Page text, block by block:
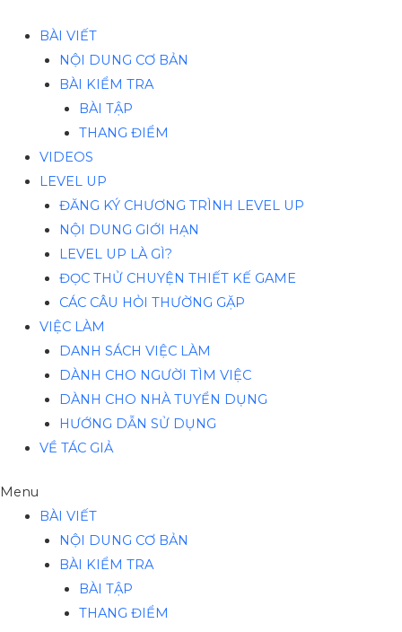
BÀI VIẾT
NỘI DUNG CƠ BẢN
BÀI KIỂM TRA
BÀI TẬP
THANG ĐIỂM
VIDEOS
LEVEL UP
ĐĂNG KÝ CHƯƠNG TRÌNH LEVEL UP
NỘI DUNG GIỚI HẠN
LEVEL UP LÀ GÌ?
ĐỌC THỬ CHUYỆN THIẾT KẾ GAME
CÁC CÂU HỎI THƯỜNG GẶP
VIỆC LÀM
DANH SÁCH VIỆC LÀM
DÀNH CHO NGƯỜI TÌM VIỆC
DÀNH CHO NHÀ TUYỂN DỤNG
HƯỚNG DẪN SỬ DỤNG
VỀ TÁC GIẢ
Menu
BÀI VIẾT
NỘI DUNG CƠ BẢN
BÀI KIỂM TRA
BÀI TẬP
THANG ĐIỂM